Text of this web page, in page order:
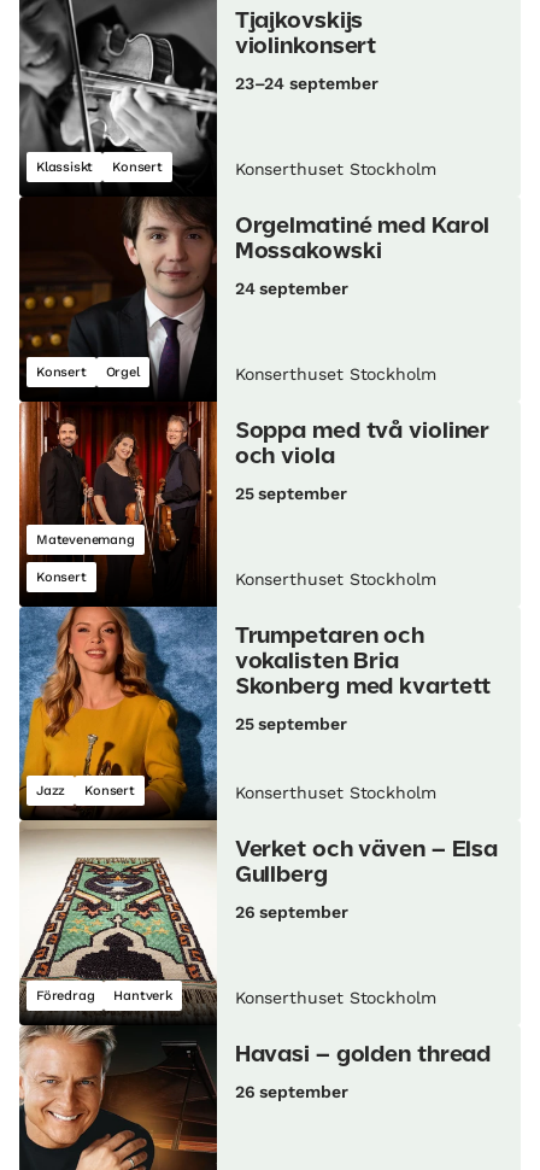
Klassiskt Konsert
Tjajkovskijs
violinkonsert
23–24 september
Konserthuset Stockholm
Konsert Orgel
Orgelmatiné med Karol
Mossakowski
24 september
Konserthuset Stockholm
Matevenemang
Konsert
Soppa med två violiner
och viola
25 september
Konserthuset Stockholm
Jazz Konsert
Trumpetaren och
vokalisten Bria
Skonberg med kvartett
25 september
Konserthuset Stockholm
Föredrag Hantverk
Verket och väven – Elsa
Gullberg
26 september
Konserthuset Stockholm
Havasi – golden thread
26 september